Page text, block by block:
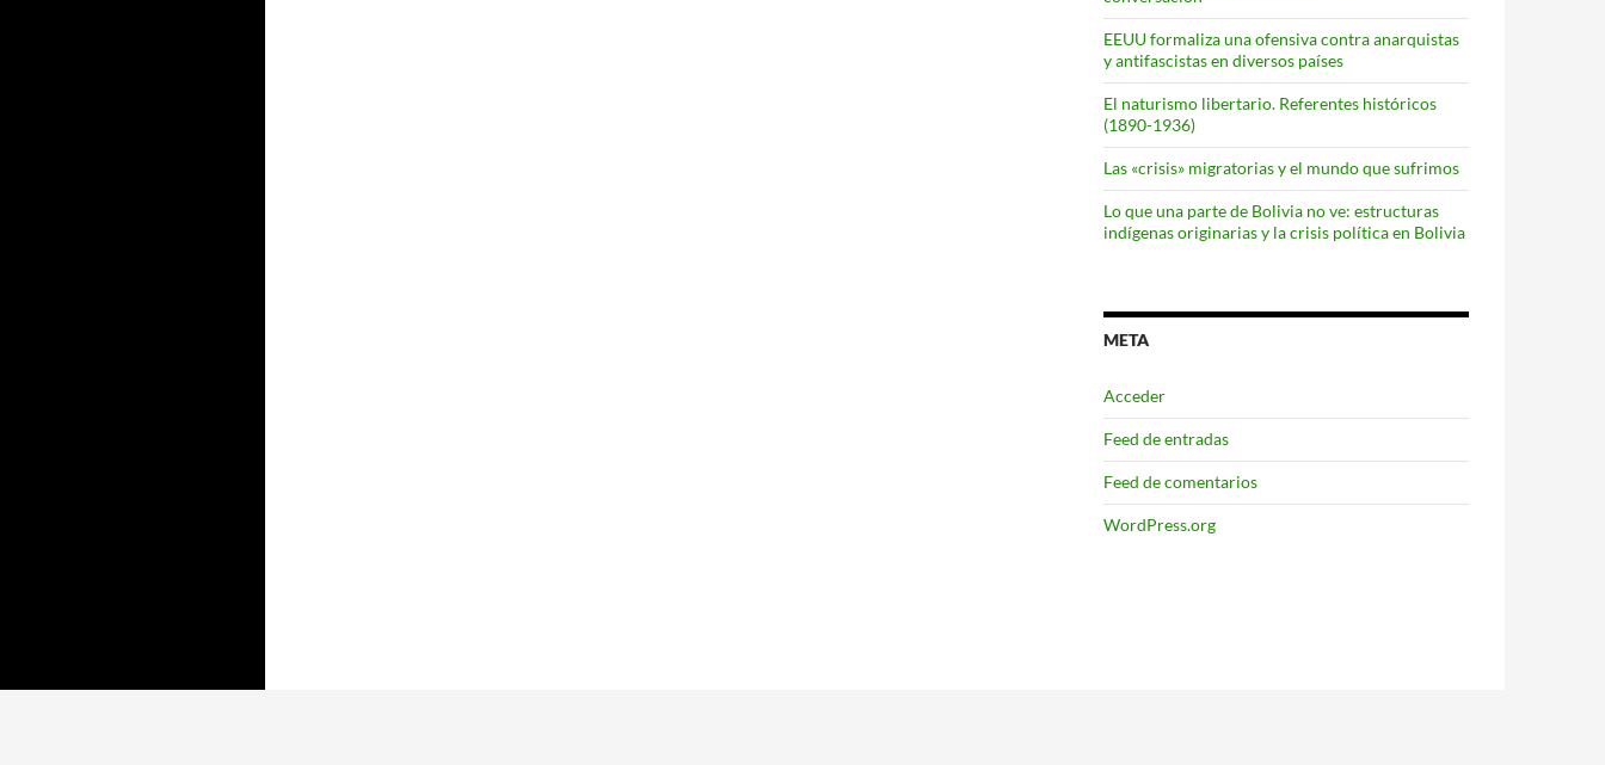
EEUU formaliza una ofensiva contra anarquistas
y antifascistas en diversos países
El naturismo libertario. Referentes históricos
(1890-1936)
Las «crisis» migratorias y el mundo que sufrimos
Lo que una parte de Bolivia no ve: estructuras
indígenas originarias y la crisis política en Bolivia
META
Acceder
Feed de entradas
Feed de comentarios
WordPress.org